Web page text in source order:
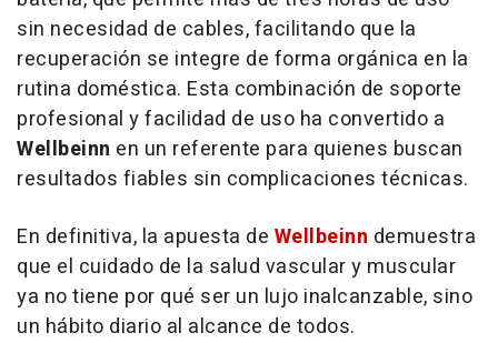
sin necesidad de cables, facilitando que la
recuperación se integre de forma orgánica en la
rutina doméstica. Esta combinación de soporte
profesional y facilidad de uso ha convertido a
Wellbeinn en un referente para quienes buscan
resultados fiables sin complicaciones técnicas.
En definitiva, la apuesta de Wellbeinn demuestra
que el cuidado de la salud vascular y muscular
ya no tiene por qué ser un lujo inalcanzable, sino
un hábito diario al alcance de todos.